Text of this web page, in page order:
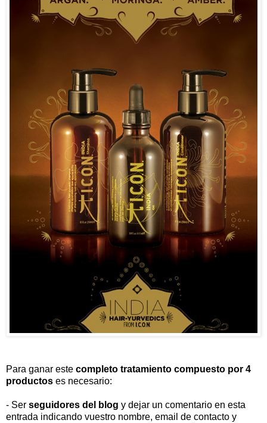
Para ganar este completo tratamiento compuesto por 4
productos es necesario:
- Ser seguidores del blog y dejar un comentario en esta
entrada indicando vuestro nombre, email de contacto y